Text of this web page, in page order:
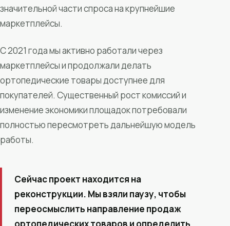
значительной части спроса на крупнейшие
маркетплейсы.
С 2021 года мы активно работали через
маркетплейсы и продолжали делать
ортопедические товары доступнее для
покупателей. Существенный рост комиссий и
изменение экономики площадок потребовали
полностью пересмотреть дальнейшую модель
работы.
Сейчас проект находится на
реконструкции. Мы взяли паузу, чтобы
переосмыслить направление продаж